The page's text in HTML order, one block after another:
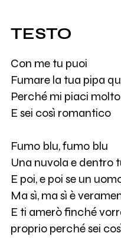
TESTO
Con me tu puoi
Fumare la tua pipa
Perché mi piaci
E sei così romantico
Fumo blu, fumo blu
Una nuvola e dentro
E poi, e poi se un
Ma sì, ma sì è
E ti amerò finché
proprio perché sei